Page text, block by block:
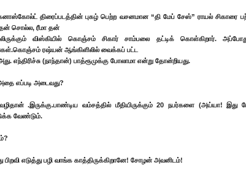
திரைப்படத்தின் புகழ் பெற்ற வசனமான “தி மேப் சேஸ்” ராயல் சிகாரை
சொல்ல, ரீமா தன்
விஸ்கியில் கொஞ்சம் சிகார் சாம்பலை தட்டிக் கொள்கிறார்.
ரஷ்யன் ஆங்கிளிலில் வைக்கப் பட்ட
எந்திரிச்சு (நாந்தான்) பாத்ரூமுக்கு போலாமா என்று தோன்றியது.
எப்படி அடைவது?
.இருக்கு.பாண்டிய வம்சத்தில் மீதியிருக்கும் 20 நபர்களை (அய்யா! இது
வேண்டும்.
பிறவி எடுத்து பழி வாங்க காத்திருக்கிறானே! சோழன் அவனிடம்!